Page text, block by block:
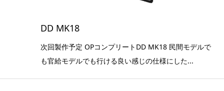
DD MK18
次回製作予定 OPコンプリートDD MK18 民間モデルで
も官給モデルでも行ける良い感じの仕様にした...